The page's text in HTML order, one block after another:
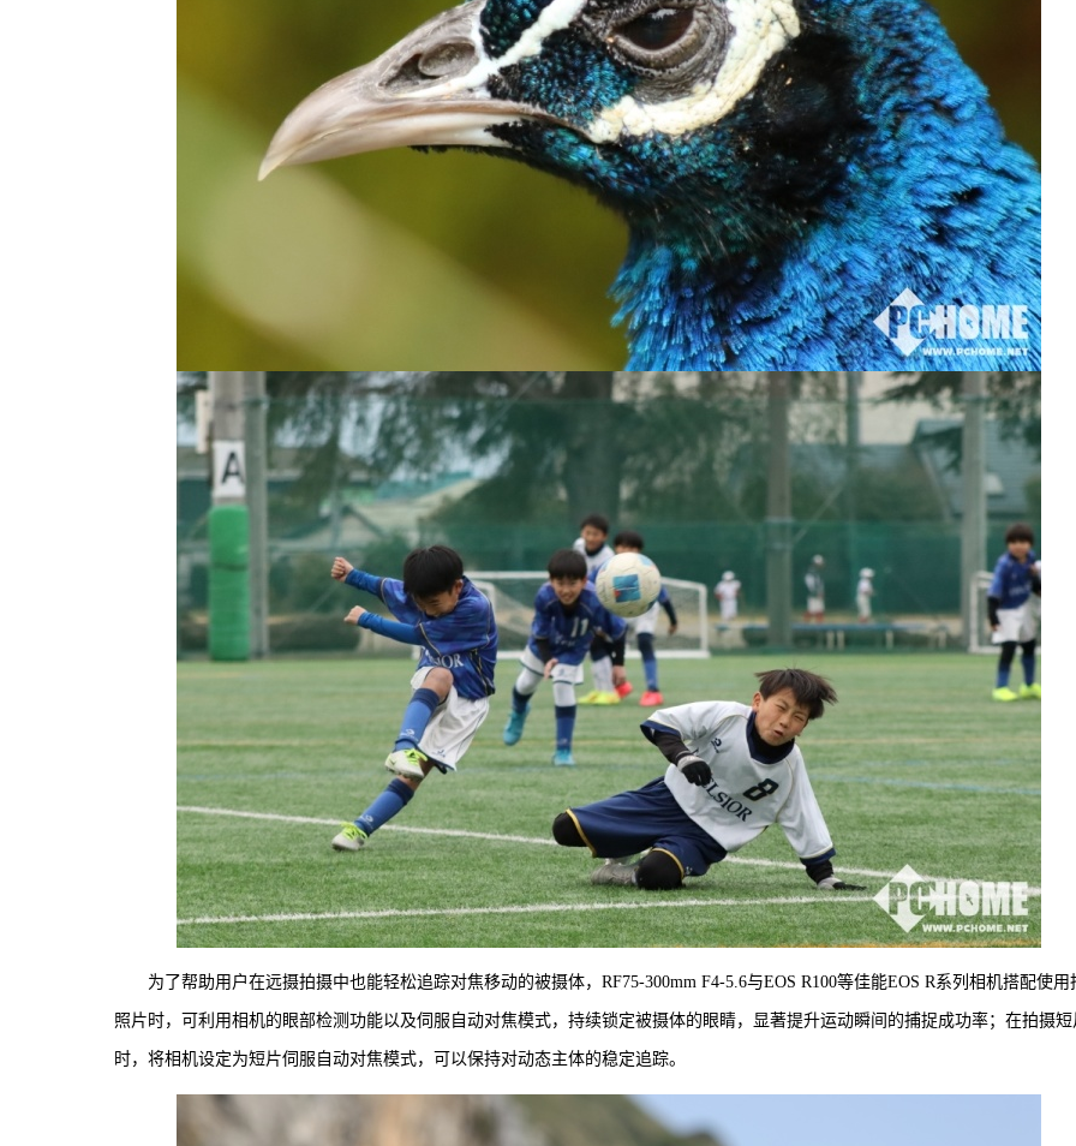
为了帮助用户在远摄拍摄中也能轻松追踪对焦移动的被摄体，RF75-300mm F4-5.6与EOS R100等佳能EOS R系列相机搭配使用
照片时，可利用相机的眼部检测功能以及伺服自动对焦模式，持续锁定被摄体的眼睛，显著提升运动瞬间的捕捉成功率；在拍摄短
时，将相机设定为短片伺服自动对焦模式，可以保持对动态主体的稳定追踪。